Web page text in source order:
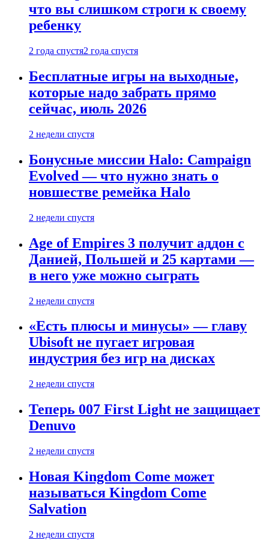
что вы слишком строги к своему
ребенку
2 года спустя2 года спустя
Бесплатные игры на выходные,
которые надо забрать прямо
сейчас, июль 2026
2 недели спустя
Бонусные миссии Halo: Campaign
Evolved — что нужно знать о
новшестве ремейка Halo
2 недели спустя
Age of Empires 3 получит аддон с
Данией, Польшей и 25 картами —
в него уже можно сыграть
2 недели спустя
«Есть плюсы и минусы» — главу
Ubisoft не пугает игровая
индустрия без игр на дисках
2 недели спустя
Теперь 007 First Light не защищает
Denuvo
2 недели спустя
Новая Kingdom Come может
называться Kingdom Come
Salvation
2 недели спустя